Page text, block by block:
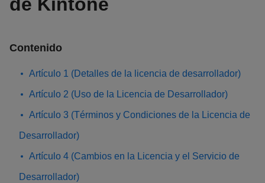
Contenido
Artículo 1 (Detalles de la licencia de desarrollador)
Artículo 2 (Uso de la Licencia de Desarrollador)
Artículo 3 (Términos y Condiciones de la Licencia de
Desarrollador)
Artículo 4 (Cambios en la Licencia y el Servicio de
Desarrollador)